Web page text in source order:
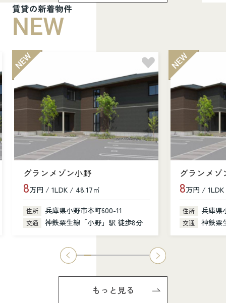
賃貸の新着物件
NEW
グランメゾン小野
8万円 / 1LDK / 48.17㎡
住所 兵庫県小野市本町600-11
交通 神鉄粟生線「小野」駅 徒歩8分
グランメゾ
8万円 /
住所 兵庫県
交通 神鉄粟
もっと見る